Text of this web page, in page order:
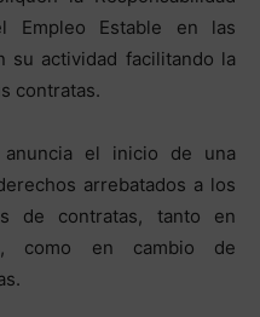
Empleo Estable en las
su actividad facilitando la
contratas.
anuncia el inicio de una
arrebatados a los
de contratas, tanto en
como en cambio de